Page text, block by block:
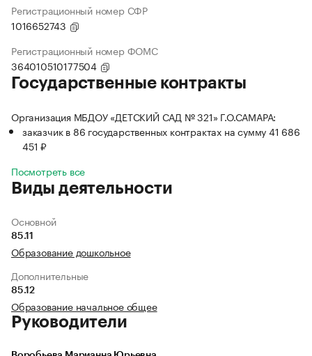
Регистрационный номер СФР
1016652743
Регистрационный номер ФОМС
364010510177504
Государственные контракты
Организация МБДОУ «ДЕТСКИЙ САД № 321» Г.О.САМАРА:
заказчик в 86 государственных контрактах на сумму 41 686
451 ₽
Посмотреть все
Виды деятельности
Основной
85.11
Образование дошкольное
Дополнительные
85.12
Образование начальное общее
Руководители